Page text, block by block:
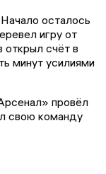
осталось
игру от
открыл счёт в
минут усилиями
провёл
свою команду